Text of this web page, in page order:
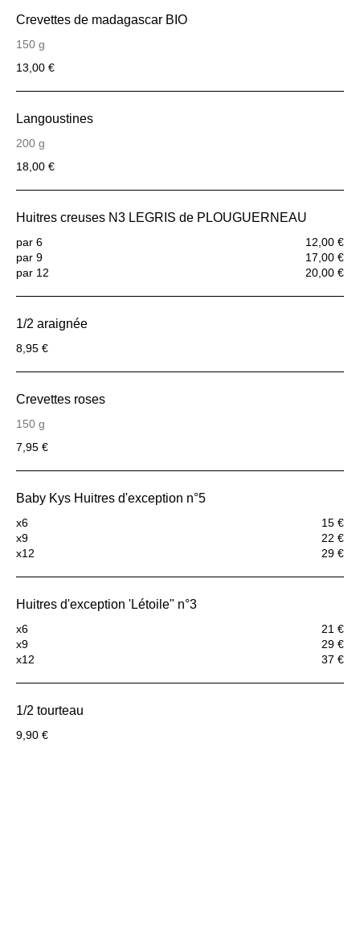
Crevettes de madagascar BIO
150 g
13,00 €
Langoustines
200 g
18,00 €
Huitres creuses N3 LEGRIS de PLOUGUERNEAU
par 6
12,00 €
par 9
17,00 €
par 12
20,00 €
1/2 araignée
8,95 €
Crevettes roses
150 g
7,95 €
Baby Kys Huitres d'exception n°5
x6
15 €
x9
22 €
x12
29 €
Huitres d'exception 'Létoile" n°3
x6
21 €
x9
29 €
x12
37 €
1/2 tourteau
9,90 €